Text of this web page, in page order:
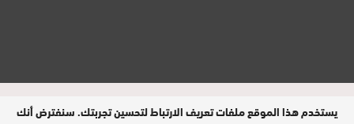
مدير النشر : فتح الله الرفاعي | عدد الزوار
يستخدم هذا الموقع ملفات تعريف الارتباط لتحسين تجربتك. سنفترض أنك